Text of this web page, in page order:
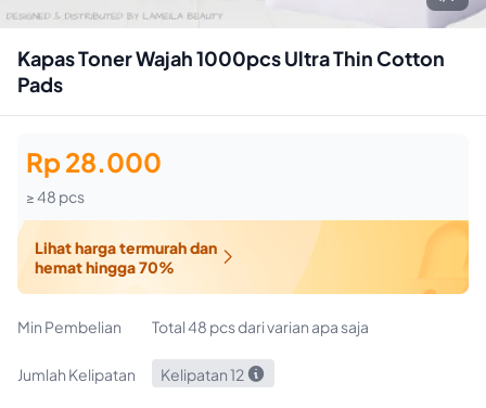
Kapas Toner Wajah 1000pcs Ultra Thin Cotton
Pads
Rp 28.000
≥ 48 pcs
Lihat harga termurah dan
hemat hingga 70%

Min Pembelian Total 48 pcs dari varian apa saja
Jumlah Kelipatan Kelipatan 12 